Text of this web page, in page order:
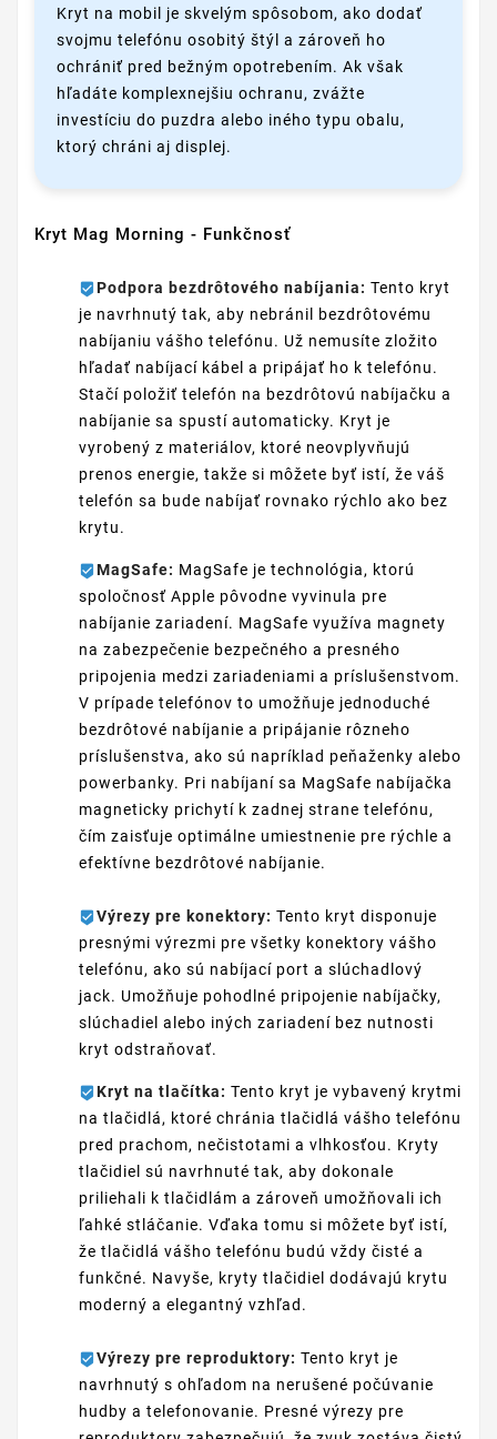
Kryt na mobil je skvelým spôsobom, ako dodať
svojmu telefónu osobitý štýl a zároveň ho
ochrániť pred bežným opotrebením. Ak však
hľadáte komplexnejšiu ochranu, zvážte
investíciu do puzdra alebo iného typu obalu,
ktorý chráni aj displej.
Kryt Mag Morning - Funkčnosť
Podpora bezdrôtového nabíjania: Tento kryt
je navrhnutý tak, aby nebránil bezdrôtovému
nabíjaniu vášho telefónu. Už nemusíte zložito
hľadať nabíjací kábel a pripájať ho k telefónu.
Stačí položiť telefón na bezdrôtovú nabíjačku a
nabíjanie sa spustí automaticky. Kryt je
vyrobený z materiálov, ktoré neovplyvňujú
prenos energie, takže si môžete byť istí, že váš
telefón sa bude nabíjať rovnako rýchlo ako bez
krytu.
MagSafe: MagSafe je technológia, ktorú
spoločnosť Apple pôvodne vyvinula pre
nabíjanie zariadení. MagSafe využíva magnety
na zabezpečenie bezpečného a presného
pripojenia medzi zariadeniami a príslušenstvom.
V prípade telefónov to umožňuje jednoduché
bezdrôtové nabíjanie a pripájanie rôzneho
príslušenstva, ako sú napríklad peňaženky alebo
powerbanky. Pri nabíjaní sa MagSafe nabíjačka
magneticky prichytí k zadnej strane telefónu,
čím zaisťuje optimálne umiestnenie pre rýchle a
efektívne bezdrôtové nabíjanie.
Výrezy pre konektory: Tento kryt disponuje
presnými výrezmi pre všetky konektory vášho
telefónu, ako sú nabíjací port a slúchadlový
jack. Umožňuje pohodlné pripojenie nabíjačky,
slúchadiel alebo iných zariadení bez nutnosti
kryt odstraňovať.
Kryt na tlačítka: Tento kryt je vybavený krytmi
na tlačidlá, ktoré chránia tlačidlá vášho telefónu
pred prachom, nečistotami a vlhkosťou. Kryty
tlačidiel sú navrhnuté tak, aby dokonale
priliehali k tlačidlám a zároveň umožňovali ich
ľahké stláčanie. Vďaka tomu si môžete byť istí,
že tlačidlá vášho telefónu budú vždy čisté a
funkčné. Navyše, kryty tlačidiel dodávajú krytu
moderný a elegantný vzhľad.
Výrezy pre reproduktory: Tento kryt je
navrhnutý s ohľadom na nerušené počúvanie
hudby a telefonovanie. Presné výrezy pre